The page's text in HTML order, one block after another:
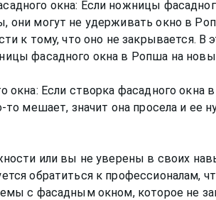
окна: Если ножницы
они могут не удерживать окно в
к тому, что оно не закрывается. В
фасадного окна в Ропша на
окна: Если створка фасадного окна
то мешает, значит она просела и ее
или вы не уверены в своих
обратиться к профессионалам,
с фасадным окном, которое не